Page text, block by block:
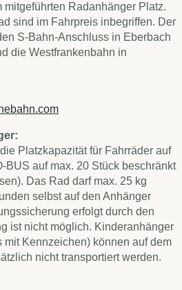
mitgeführten Radanhänger Platz.
sind im Fahrpreis inbegriffen. Der
S-Bahn-Anschluss in Eberbach
die Westfrankenbahn in
Platzkapazität für Fahrräder auf
BUS auf max. 20 Stück beschränkt
Das Rad darf max. 25 kg
selbst auf den Anhänger
erfolgt durch den
ist nicht möglich. Kinderanhänger
Kennzeichen) können auf dem
nicht transportiert werden.